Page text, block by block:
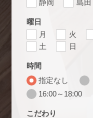
静岡
島田
曜日
月
火
土
日
時間
指定なし
16:00～18:00
こだわり